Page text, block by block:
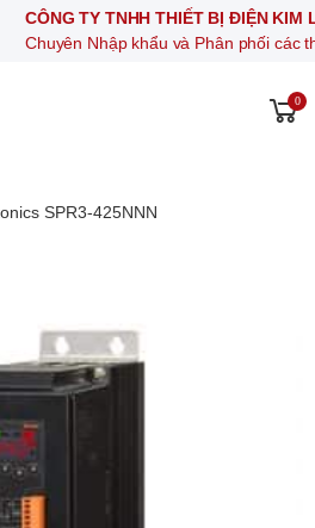
TY TNHH THIẾT BỊ ĐIỆN KIM LONG
Nhập khẩu và Phân phối các thiết bị
menu
0
SPR3-425NNN